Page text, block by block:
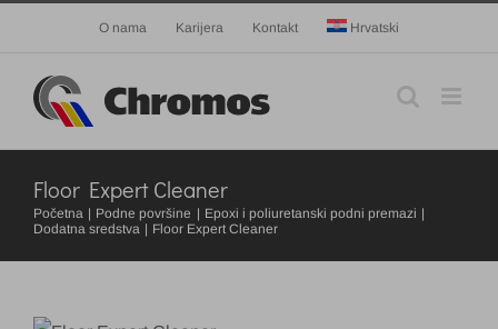
content
O nama Karijera Kontakt Hrvatski
Floor Expert Cleaner
Početna Podne površine
Epoxi i poliuretanski podni premazi
Dodatna sredstva
Floor Expert Cleaner